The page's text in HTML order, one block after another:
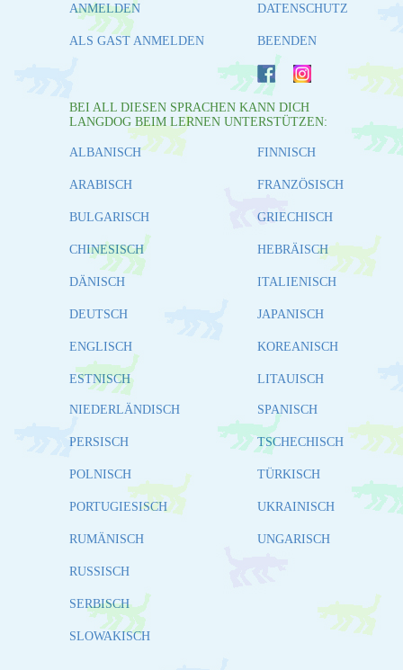
ANMELDEN
ALS GAST ANMELDEN
DATENSCHUTZ
BEENDEN
BEI ALL DIESEN SPRACHEN KANN DICH
LANGDOG BEIM LERNEN UNTERSTÜTZEN:
ALBANISCH
ARABISCH
BULGARISCH
CHINESISCH
DÄNISCH
DEUTSCH
ENGLISCH
ESTNISCH
FINNISCH
FRANZÖSISCH
GRIECHISCH
HEBRÄISCH
ITALIENISCH
JAPANISCH
KOREANISCH
LITAUISCH
NIEDERLÄNDISCH
PERSISCH
POLNISCH
PORTUGIESISCH
RUMÄNISCH
RUSSISCH
SERBISCH
SLOWAKISCH
SPANISCH
TSCHECHISCH
TÜRKISCH
UKRAINISCH
UNGARISCH